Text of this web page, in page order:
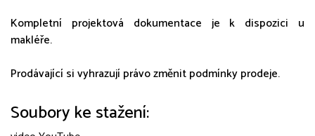
Kompletní projektová dokumentace je k dispozici u
makléře.
Prodávající si vyhrazují právo změnit podmínky prodeje.
Soubory ke stažení: